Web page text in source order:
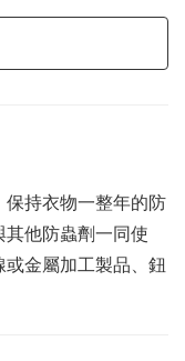
保持衣物一整年的防
其他防蟲劑一同使
金屬加工製品、鈕